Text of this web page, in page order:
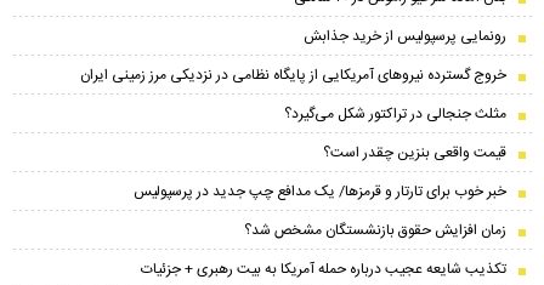
رونمایی پرسپولیس از خرید جذابش
خروج گسترده نیروهای آمریکایی از پایگاه نظامی در نزدیکی مرز زمینی ایران
مثلث جنجالی در تراکتور شکل می‌گیرد؟
قیمت واقعی بنزین چقدر است؟
خبر خوب برای تارتار و قرمزها/ یک مدافع چپ جدید در پرسپولیس
زمان افزایش حقوق بازنشستگان مشخص شد؟
تکذیب شایعه عجیب درباره حمله آمریکا به بیت رهبری + جزئیات